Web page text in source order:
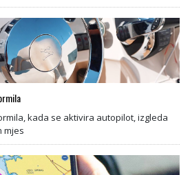
kada se aktivira autopilot, izgleda
mjes